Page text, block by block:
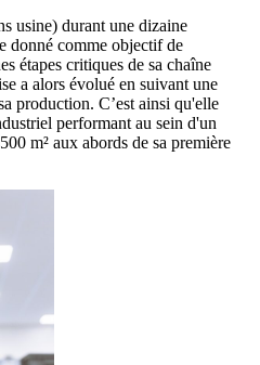
usine) durant une dizaine
donné comme objectif de
étapes critiques de sa chaîne
a alors évolué en suivant une
production. C’est ainsi qu'elle
performant au sein d'un
m² aux abords de sa première